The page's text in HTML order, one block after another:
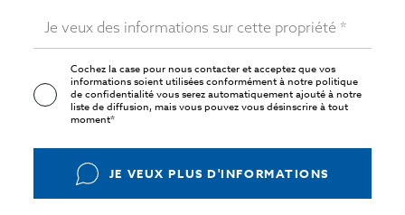
Cochez la case pour nous contacter et acceptez que vos
informations soient utilisées conformément à notrepolitique
de confidentialitévous serez automatiquement ajouté à notre
liste de diffusion, mais vous pouvez vous désinscrire à tout
moment*
JE VEUX PLUS D'INFORMATIONS